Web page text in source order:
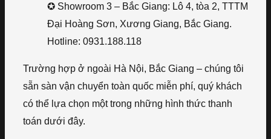
✪ Showroom 3 – Bắc Giang: Lô 4, tòa 2, TTTM
Đại Hoàng Sơn, Xương Giang, Bắc Giang.
Hotline: 0931.188.118
Trường hợp ở ngoài Hà Nội, Bắc Giang – chúng tôi
sẵn sàn vận chuyển toàn quốc miễn phí, quý khách
có thể lựa chọn một trong những hình thức thanh
toán dưới đây.